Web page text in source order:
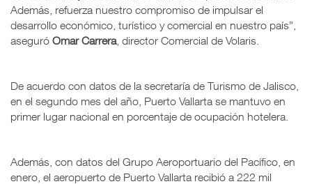
Además, refuerza nuestro compromiso de impulsar el
desarrollo económico, turístico y comercial en nuestro país”,
aseguró Omar Carrera, director Comercial de Volaris.
De acuerdo con datos de la secretaría de Turismo de Jalisco,
en el segundo mes del año, Puerto Vallarta se mantuvo en
primer lugar nacional en porcentaje de ocupación hotelera.
Además, con datos del Grupo Aeroportuario del Pacífico, en
enero, el aeropuerto de Puerto Vallarta recibió a 222 mil